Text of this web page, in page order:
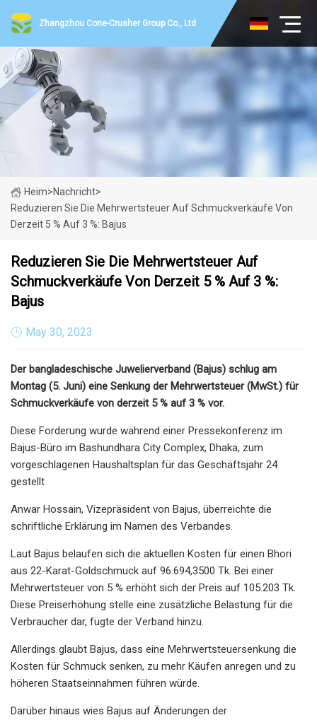
Zhangzhou Cone-Crusher Group Co., Ltd
Heim>Nachricht>
Reduzieren Sie Die Mehrwertsteuer Auf Schmuckverkäufe Von
Derzeit 5 % Auf 3 %: Bajus
Reduzieren Sie Die Mehrwertsteuer Auf
Schmuckverkäufe Von Derzeit 5 % Auf 3 %:
Bajus
May 30, 2023
Der bangladeschische Juwelierverband (Bajus) schlug am
Montag (5. Juni) eine Senkung der Mehrwertsteuer (MwSt.) für
Schmuckverkäufe von derzeit 5 % auf 3 % vor.
Diese Forderung wurde während einer Pressekonferenz im
Bajus-Büro im Bashundhara City Complex, Dhaka, zum
vorgeschlagenen Haushaltsplan für das Geschäftsjahr 24
gestellt
Anwar Hossain, Vizepräsident von Bajus, überreichte die
schriftliche Erklärung im Namen des Verbandes.
Laut Bajus belaufen sich die aktuellen Kosten für einen Bhori
aus 22-Karat-Goldschmuck auf 96.694,3500 Tk. Bei einer
Mehrwertsteuer von 5 % erhöht sich der Preis auf 105.203 Tk.
Diese Preiserhöhung stelle eine zusätzliche Belastung für die
Verbraucher dar, fügte der Verband hinzu.
Allerdings glaubt Bajus, dass eine Mehrwertsteuersenkung die
Kosten für Schmuck senken, zu mehr Käufen anregen und zu
höheren Staatseinnahmen führen würde.
Darüber hinaus wies Bajus auf Änderungen der